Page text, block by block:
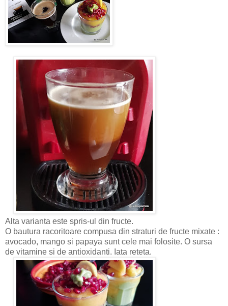
Alta varianta este spris-ul din fructe.
O bautura racoritoare compusa din straturi de fructe mixate :
avocado, mango si papaya sunt cele mai folosite. O sursa
de vitamine si de antioxidanti. Iata reteta.